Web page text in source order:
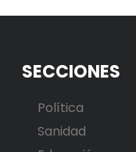
SECCIONES
Política
Sanidad